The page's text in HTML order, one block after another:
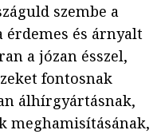
szembe a
és árnyalt
a józan ésszel,
fontosnak
álhírgyártásnak,
meghamisításának,